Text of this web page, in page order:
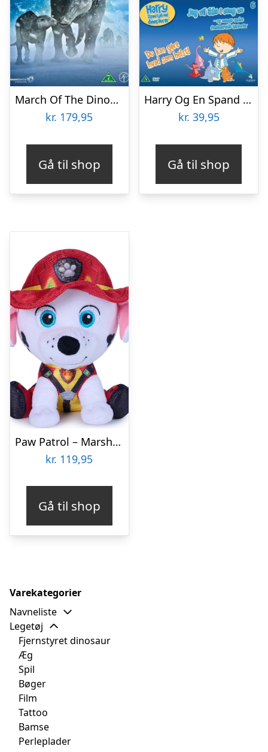
March Of The Dinosaurs – DVD – Film
kr. 179,95
Gå til shop
Harry Og En Spand Fyldt Med Dinosaurer 5 Og 6 – DVD – Film
kr. 39,95
Gå til shop
Paw Patrol – Marshall Bamse – Dino Filmen – 15 Cm – Gund
kr. 119,95
Gå til shop
Varekategorier
Navneliste
Legetøj
Fjernstyret dinosaur
Æg
Spil
Bøger
Film
Tattoo
Bamse
Perleplader